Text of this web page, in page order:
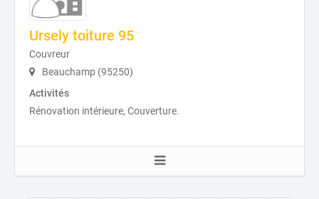
Ursely toiture 95
Couvreur
Beauchamp (95250)
Activités
Rénovation intérieure, Couverture.